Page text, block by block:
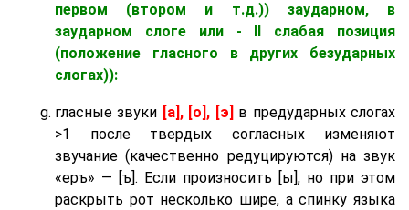
первом (втором и т.д.)) заударном, в
заударном слогеили - II слабая позиция
(положение гласного в других безударных
слогах)):
гласные звуки [а], [о], [э]
в предударных слогах
>1 после твердых согласных изменяют
звучание (качественно редуцируются) на звук
«еръ» — [ъ]. Если произносить [ы], но при этом
раскрыть рот несколько шире, а спинку языка